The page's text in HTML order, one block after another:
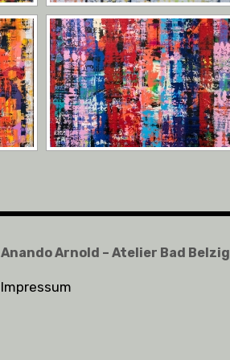
Anando Arnold – Atelier Bad Belzig
Impressum